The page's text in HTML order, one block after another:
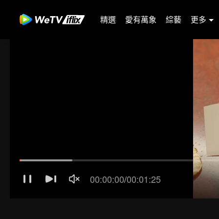
精選 愛有萬象 綜藝 更多